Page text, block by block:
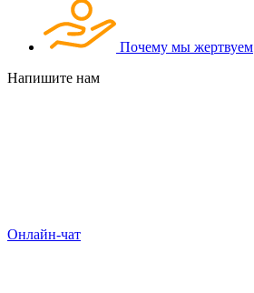
Почему мы жертвуем
Напишите нам
Онлайн-чат